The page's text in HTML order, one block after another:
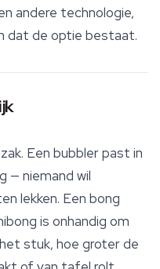
andere technologie,
dat de optie bestaat.
Een bubbler past in
— niemand wil
lekken. Een bong
is onhandig om
stuk, hoe groter de